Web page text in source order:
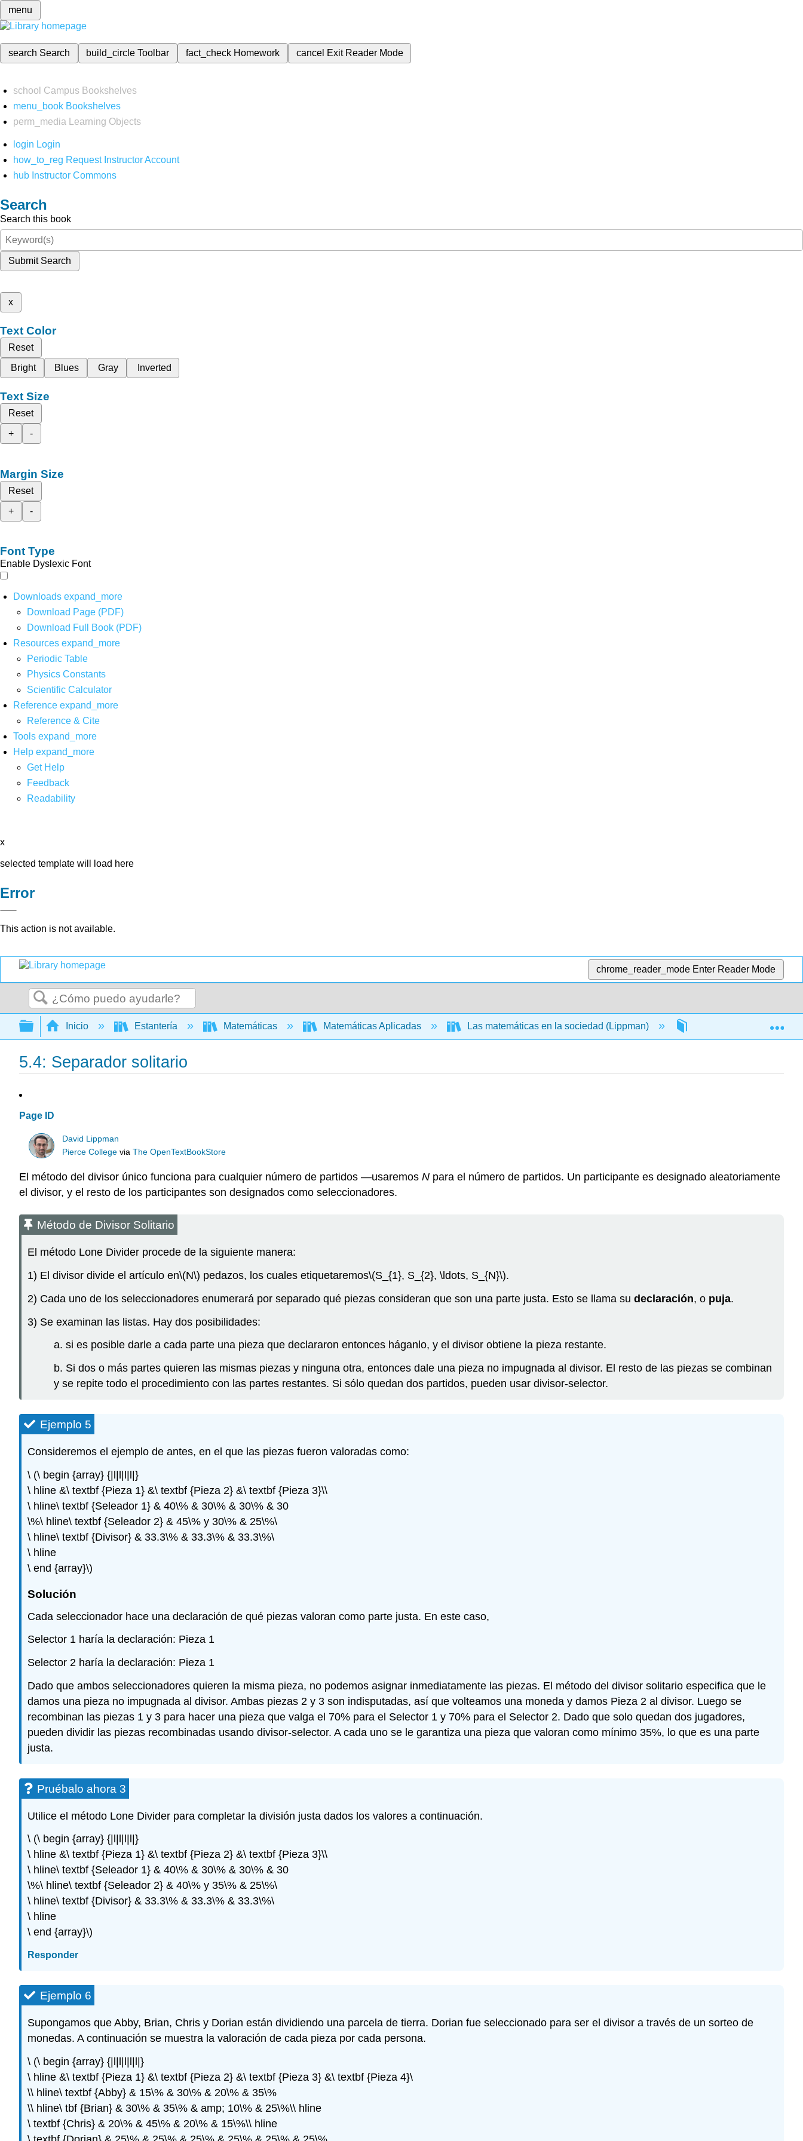
menu
search Search build_circleToolbar fact_check Homework cancel Exit Reader Mode
school Campus Bookshelves
menu_book Bookshelves
perm_media
Learning Objects
login Login
how_to_reg Request Instructor Account
hub Instructor Commons
Search
Search this book
Submit Search
x
Text Color
Reset
Bright
Blues Gray Inverted
Text Size
Reset
+
-
Margin Size
Reset
+
-
Font Type
Enable Dyslexic Font
Downloads expand_more
Download Page (PDF)
Download Full Book (PDF)
Resources expand_more
Periodic Table
Physics Constants
Scientific Calculator
Reference expand_more
Reference & Cite
Tools expand_more
Help expand_more
Get Help
Feedback
Readability
x
selected template will load here
Error
This action is not available.
chrome_reader_mode Enter Reader Mode
Buscar
Expandir/contraer jerarquía global
Inicio Estantería Matemáticas Matemáticas Aplicadas Las matemáticas en la sociedad (Lippman)
5.4: Separador solitario
Page ID
David Lippman
Pierce College viaThe OpenTextBookStore
El método del divisor único funciona para cualquier número de partidos —usaremos N para el número de partidos. Un participante es designado aleatoriamente
el divisor, y el resto de los participantes son designados como seleccionadores.
Método de Divisor Solitario
El método Lone Divider procede de la siguiente manera:
1) El divisor divide el artículo en\(N\) pedazos, los cuales etiquetaremos\(S_{1}, S_{2}, \ldots, S_{N}\).
2) Cada uno de los seleccionadores enumerará por separado qué piezas consideran que son una parte justa. Esto se llama su declaración, o puja.
3) Se examinan las listas. Hay dos posibilidades:
a. si es posible darle a cada parte una pieza que declararon entonces háganlo, y el divisor obtiene la pieza restante.
b. Si dos o más partes quieren las mismas piezas y ninguna otra, entonces dale una pieza no impugnada al divisor. El resto de las piezas se combinan
y se repite todo el procedimiento con las partes restantes. Si sólo quedan dos partidos, pueden usar divisor-selector.
Ejemplo 5
Consideremos el ejemplo de antes, en el que las piezas fueron valoradas como:
\ (\ begin {array} {|l|l|l|l|}
\ hline &\ textbf {Pieza 1} &\ textbf {Pieza 2} &\ textbf {Pieza 3}\\
\ hline\ textbf {Seleador 1} & 40\% & 30\% & 30\% & 30
\%\ hline\ textbf {Seleador 2} & 45\% y 30\% & 25\%\
\ hline\ textbf {Divisor} & 33.3\% & 33.3\% & 33.3\%\
\ hline
\ end {array}\)
Solución
Cada seleccionador hace una declaración de qué piezas valoran como parte justa. En este caso,
Selector 1 haría la declaración: Pieza 1
Selector 2 haría la declaración: Pieza 1
Dado que ambos seleccionadores quieren la misma pieza, no podemos asignar inmediatamente las piezas. El método del divisor solitario especifica que le
damos una pieza no impugnada al divisor. Ambas piezas 2 y 3 son indisputadas, así que volteamos una moneda y damos Pieza 2 al divisor. Luego se
recombinan las piezas 1 y 3 para hacer una pieza que valga el 70% para el Selector 1 y 70% para el Selector 2. Dado que solo quedan dos jugadores,
pueden dividir las piezas recombinadas usando divisor-selector. A cada uno se le garantiza una pieza que valoran como mínimo 35%, lo que es una parte
justa.
Pruébalo ahora 3
Utilice el método Lone Divider para completar la división justa dados los valores a continuación.
\ (\ begin {array} {|l|l|l|l|}
\ hline &\ textbf {Pieza 1} &\ textbf {Pieza 2} &\ textbf {Pieza 3}\\
\ hline\ textbf {Seleador 1} & 40\% & 30\% & 30\% & 30
\%\ hline\ textbf {Seleador 2} & 40\% y 35\% & 25\%\
\ hline\ textbf {Divisor} & 33.3\% & 33.3\% & 33.3\%\
\ hline
\ end {array}\)
Responder
Ejemplo 6
Supongamos que Abby, Brian, Chris y Dorian están dividiendo una parcela de tierra. Dorian fue seleccionado para ser el divisor a través de un sorteo de
monedas. A continuación se muestra la valoración de cada pieza por cada persona.
\ (\ begin {array} {|l|l|l|l|l|}
\ hline &\ textbf {Pieza 1} &\ textbf {Pieza 2} &\ textbf {Pieza 3} &\ textbf {Pieza 4}\
\\ hline\ textbf {Abby} & 15\% & 30\% & 20\% & 35\%
\\ hline\ tbf {Brian} & 30\% & 35\% & amp; 10\% & 25\%\\ hline
\ textbf {Chris} & 20\% & 45\% & 20\% & 15\%\\ hline